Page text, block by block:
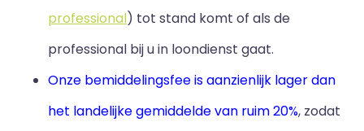
professional) tot stand komt of als de
professional bij u in loondienst gaat.
Onze bemiddelingsfee is aanzienlijk lager dan
het landelijke gemiddelde van ruim 20%, zodat